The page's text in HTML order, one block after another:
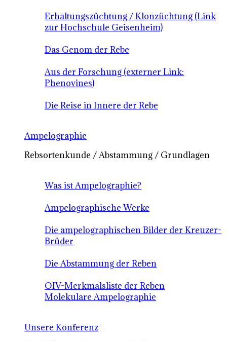
Erhaltungszüchtung / Klonzüchtung (Link
zur Hochschule Geisenheim)
Das Genom der Rebe
Aus der Forschung (externer Link:
Phenovines)
Die Reise in Innere der Rebe
Ampelographie
Rebsortenkunde / Abstammung / Grundlagen
Was ist Ampelographie?
Ampelographische Werke
Die ampelographischen Bilder der Kreuzer-
Brüder
Die Abstammung der Reben
OIV-Merkmalsliste der Reben
Molekulare Ampelographie
Unsere Konferenz